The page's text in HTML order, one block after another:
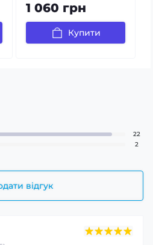
1 060 грн
Купити
відгук
22
2